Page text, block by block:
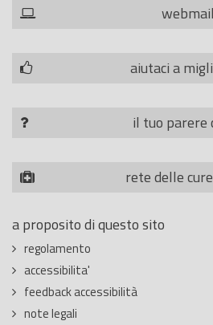
webmail
aiutaci a
il tuo parere
rete delle
a proposito di questo sito
regolamento
accessibilita'
feedback accessibilità
note legali